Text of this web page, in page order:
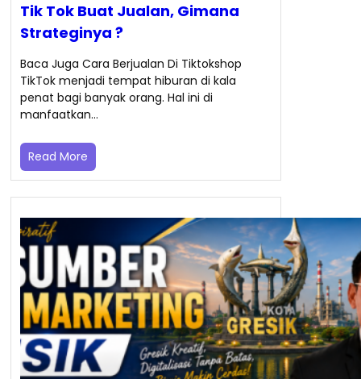
Tik Tok Buat Jualan, Gimana
Strateginya ?
Baca Juga Cara Berjualan Di Tiktokshop
TikTok menjadi tempat hiburan di kala
penat bagi banyak orang. Hal ini di
manfaatkan…
Read More